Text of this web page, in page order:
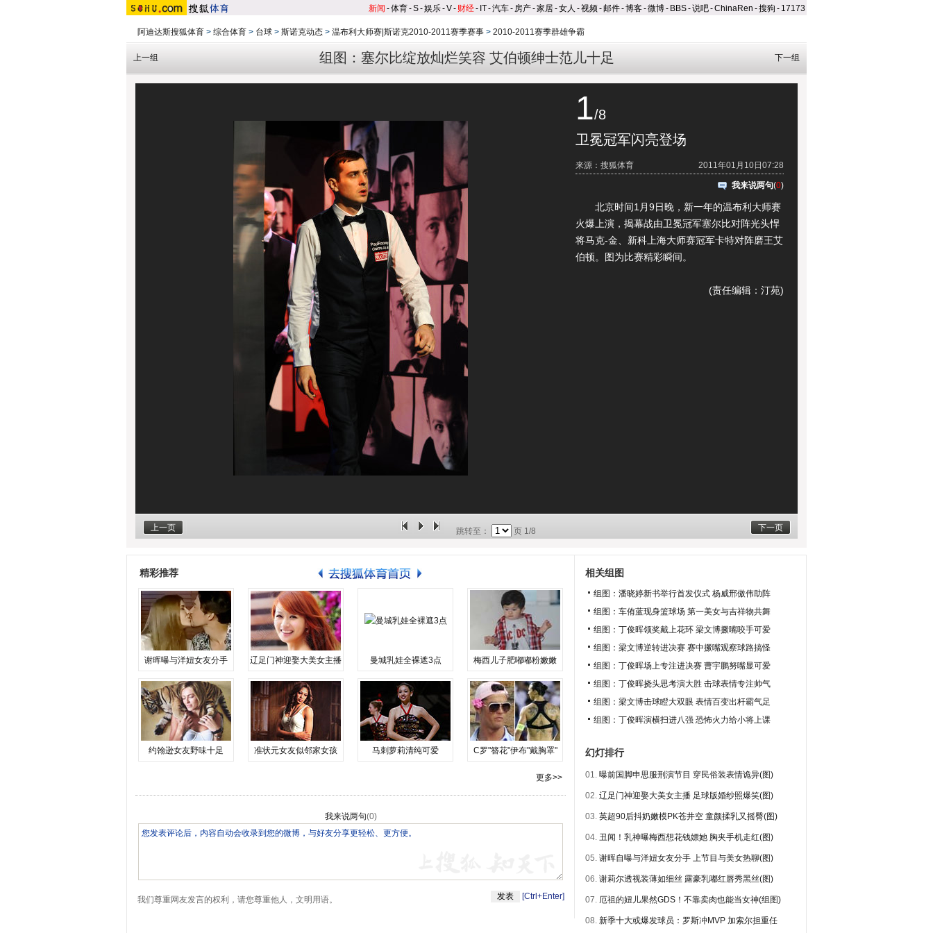
新闻 -体育-S-娱乐-V- 财经- IT-汽车- 房产-家居-女人 -视频-邮件-博客-微博- BBS-说吧-ChinaRen -搜狗 - 17173
阿迪达斯搜狐体育 > 综合体育 > 台球 > 斯诺克动态 > 温布利大师赛|斯诺克2010-2011赛季赛事 > 2010-2011赛季群雄争霸
组图：塞尔比绽放灿烂笑容 艾伯顿绅士范儿十足
上一组 下一组
1/8
卫冕冠军闪亮登场
2011年01月10日07:28
来源：搜狐体育
我来说两句(0)
北京时间1月9日晚，新一年的温布利大师赛
火爆上演，揭幕战由卫冕冠军塞尔比对阵光头悍
将马克-金、新科上海大师赛冠军卡特对阵磨王艾
伯顿。图为比赛精彩瞬间。
(责任编辑：汀苑)
上一页 下一页
跳转至： 页 1/8
精彩推荐
谢晖曝与洋妞女友分手 辽足门神迎娶大美女主播 曼城乳娃全裸遮3点 梅西儿子肥嘟嘟粉嫩嫩
约翰逊女友野味十足 准状元女友似邻家女孩 马刺萝莉清纯可爱 C罗"簪花"伊布"戴胸罩"
更多>>
我来说两句(0)
我们尊重网友发言的权利，请您尊重他人，文明用语。 [Ctrl+Enter]
相关组图
组图：潘晓婷新书举行首发仪式 杨威邢傲伟助阵
组图：车侑蓝现身篮球场 第一美女与吉祥物共舞
组图：丁俊晖领奖戴上花环 梁文博撅嘴咬手可爱
组图：梁文博逆转进决赛 赛中撅嘴观察球路搞怪
组图：丁俊晖场上专注进决赛 曹宇鹏努嘴显可爱
组图：丁俊晖挠头思考演大胜 击球表情专注帅气
组图：梁文博击球瞪大双眼 表情百变出杆霸气足
组图：丁俊晖演横扫进八强 恐怖火力给小将上课
幻灯排行
01. 曝前国脚申思服刑演节目 穿民俗装表情诡异(图)
02. 辽足门神迎娶大美女主播 足球版婚纱照爆笑(图)
03. 英超90后抖奶嫩模PK苍井空 童颜揉乳又摇臀(图)
04. 丑闻！乳神曝梅西想花钱嫖她 胸夹手机走红(图)
05. 谢晖自曝与洋妞女友分手 上节目与美女热聊(图)
06. 谢莉尔透视装薄如细丝 露豪乳嘟红唇秀黑丝(图)
07. 厄祖的妞儿果然GDS！不靠卖肉也能当女神(组图)
08. 新季十大或爆发球员：罗斯冲MVP 加索尔担重任